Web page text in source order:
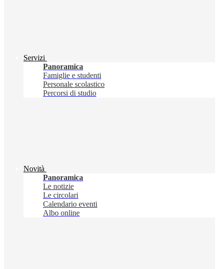
Servizi
Panoramica
Famiglie e studenti
Personale scolastico
Percorsi di studio
Novità
Panoramica
Le notizie
Le circolari
Calendario eventi
Albo online